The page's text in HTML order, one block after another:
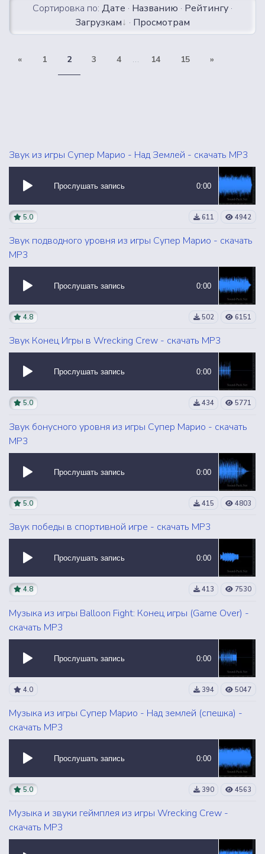
Сортировка по: Дате · Названию · Рейтингу ·
Загрузкам
· Просмотрам
« 1 2 3 4 ... 14 15 »
Звук из игры Супер Марио - Над Землей - скачать MP3
Прослушать запись 0:00
5.0 611 4942
Звук подводного уровня из игры Супер Марио - скачать
MP3
Прослушать запись 0:00
4.8 502 6151
Звук Конец Игры в Wrecking Crew - скачать MP3
Прослушать запись 0:00
5.0 434 5771
Звук бонусного уровня из игры Супер Марио - скачать
MP3
Прослушать запись 0:00
5.0 415 4803
Звук победы в спортивной игре - скачать MP3
Прослушать запись 0:00
4.8 413 7530
Музыка из игры Balloon Fight: Конец игры (Game Over) -
скачать MP3
Прослушать запись 0:00
4.0 394 5047
Музыка из игры Супер Марио - Над землей (спешка) -
скачать MP3
Прослушать запись 0:00
5.0 390 4563
Музыка и звуки геймплея из игры Wrecking Crew -
скачать MP3